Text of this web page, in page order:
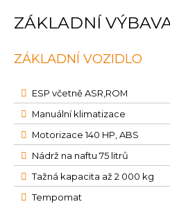
ZÁKLADNÍ
ZÁKLADNÍ VOZIDLO
ESP včetně ASR,ROM
Manuální klimatizace
Motorizace 140 HP, ABS
Nádrž na naftu 75 litrů
Tažná kapacita až 2 000 kg
Tempomat